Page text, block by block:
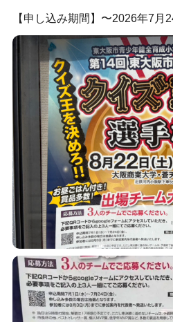
【申し込み期間】〜2026年7月